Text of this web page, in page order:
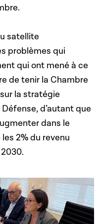
satellite
problèmes qui
qui ont mené à ce
de tenir la Chambre
la stratégie
d’autant que
dans le
2% du revenu